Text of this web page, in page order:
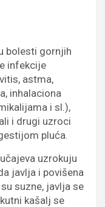
bolesti gornjih
infekcije
astma,
inhalaciona
i sl.),
i drugi uzroci
pluća.
uzrokuju
javlja i povišena
suzne, javlja se
kašalj se